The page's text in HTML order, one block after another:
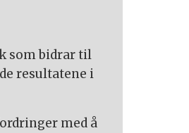
som bidrar til
resultatene i
med å